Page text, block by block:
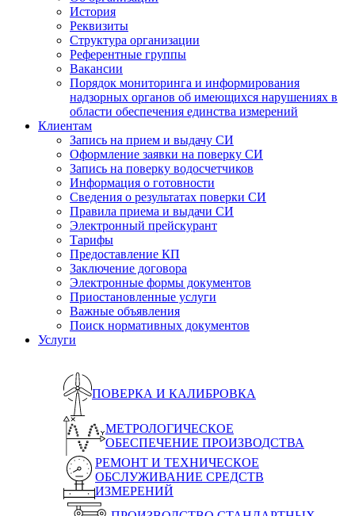
История
Реквизиты
Структура организации
Референтные группы
Вакансии
Порядок мониторинга и информирования
надзорных органов об имеющихся нарушениях в
области обеспечения единства измерений
Клиентам
Запись на прием и выдачу СИ
Оформление заявки на поверку СИ
Запись на поверку водосчетчиков
Информация о готовности
Сведения о результатах поверки СИ
Правила приема и выдачи СИ
Электронный прейскурант
Тарифы
Предоставление КП
Заключение договора
Электронные формы документов
Приостановленные услуги
Важные объявления
Поиск нормативных документов
Услуги
ПОВЕРКА И КАЛИБРОВКА
МЕТРОЛОГИЧЕСКОЕ
ОБЕСПЕЧЕНИЕ ПРОИЗВОДСТВА
РЕМОНТ И ТЕХНИЧЕСКОЕ
ОБСЛУЖИВАНИЕ СРЕДСТВ
ИЗМЕРЕНИЙ